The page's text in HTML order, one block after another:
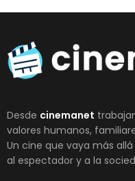
Desde cinemanet
valores humanos,
Un cine que vaya más
al espectador y a la